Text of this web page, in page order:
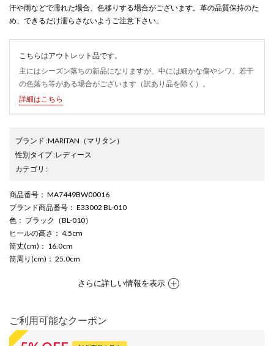
汗や雨などで濡れた場合、色移りする場合がございます。革の品質保持のた
め、できるだけ濡らさないようご注意下さい。
こちらはアウトレット品です。
主にはシーズン落ちの新品になりますが、中には細かな傷やシワ、若干
の色落ち等がある場合がございます（訳あり品を除く）。
詳細はこちら
ブランド :MARITAN （マリタン）
性別タイプ:レディース
カテゴリ :
商品番号 ： MA7449BW00016
ブランド商品番号 ： E33002 BL-010
色 ： ブラック（BL-010）
ヒールの高さ ： 4.5cm
筒丈(cm) ： 16.0cm
筒周り(cm) ： 25.0cm
さらに詳しい情報を表示
ご利用可能なクーポン